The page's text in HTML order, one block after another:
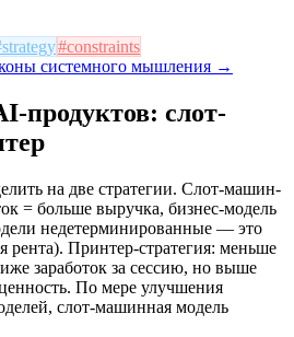
strategy#constraints
системного мышления →
продуктов: слот-
на две стратегии. Слот-машин-
= больше выручка, бизнес-модель
недетерминированные — это
рента). Принтер-стратегия: меньше
заработок за сессию, но выше
По мере улучшения
слот-машинная модель